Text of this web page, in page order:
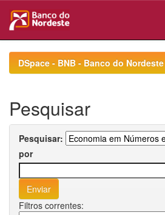
navigationDSpace - BNB - Banco do
Pesquisar
Pesquisar:
por
Filtros correntes: